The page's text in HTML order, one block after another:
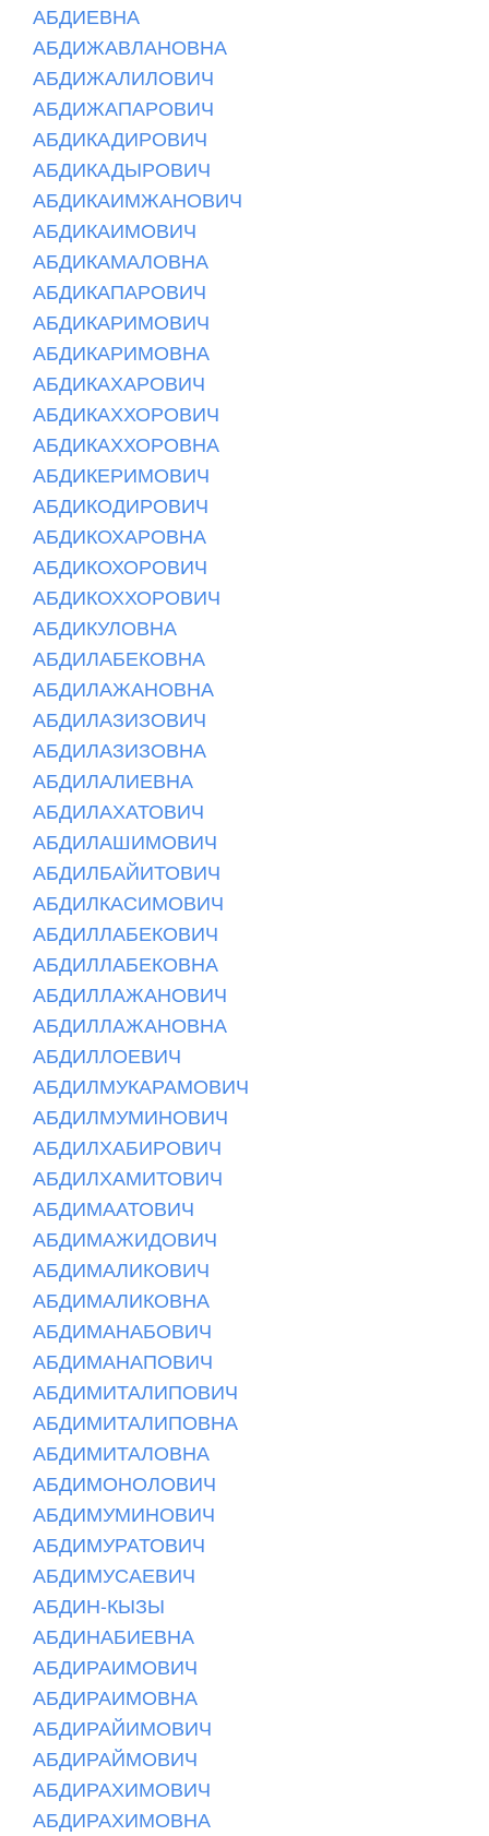
АБДИЕВНА
АБДИЖАВЛАНОВНА
АБДИЖАЛИЛОВИЧ
АБДИЖАПАРОВИЧ
АБДИКАДИРОВИЧ
АБДИКАДЫРОВИЧ
АБДИКАИМЖАНОВИЧ
АБДИКАИМОВИЧ
АБДИКАМАЛОВНА
АБДИКАПАРОВИЧ
АБДИКАРИМОВИЧ
АБДИКАРИМОВНА
АБДИКАХАРОВИЧ
АБДИКАХХОРОВИЧ
АБДИКАХХОРОВНА
АБДИКЕРИМОВИЧ
АБДИКОДИРОВИЧ
АБДИКОХАРОВНА
АБДИКОХОРОВИЧ
АБДИКОХХОРОВИЧ
АБДИКУЛОВНА
АБДИЛАБЕКОВНА
АБДИЛАЖАНОВНА
АБДИЛАЗИЗОВИЧ
АБДИЛАЗИЗОВНА
АБДИЛАЛИЕВНА
АБДИЛАХАТОВИЧ
АБДИЛАШИМОВИЧ
АБДИЛБАЙИТОВИЧ
АБДИЛКАСИМОВИЧ
АБДИЛЛАБЕКОВИЧ
АБДИЛЛАБЕКОВНА
АБДИЛЛАЖАНОВИЧ
АБДИЛЛАЖАНОВНА
АБДИЛЛОЕВИЧ
АБДИЛМУКАРАМОВИЧ
АБДИЛМУМИНОВИЧ
АБДИЛХАБИРОВИЧ
АБДИЛХАМИТОВИЧ
АБДИМААТОВИЧ
АБДИМАЖИДОВИЧ
АБДИМАЛИКОВИЧ
АБДИМАЛИКОВНА
АБДИМАНАБОВИЧ
АБДИМАНАПОВИЧ
АБДИМИТАЛИПОВИЧ
АБДИМИТАЛИПОВНА
АБДИМИТАЛОВНА
АБДИМОНОЛОВИЧ
АБДИМУМИНОВИЧ
АБДИМУРАТОВИЧ
АБДИМУСАЕВИЧ
АБДИН-КЫЗЫ
АБДИНАБИЕВНА
АБДИРАИМОВИЧ
АБДИРАИМОВНА
АБДИРАЙИМОВИЧ
АБДИРАЙМОВИЧ
АБДИРАХИМОВИЧ
АБДИРАХИМОВНА